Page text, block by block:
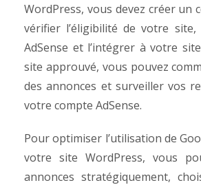
WordPress, vous devez créer un
vérifier l’éligibilité de votre
AdSense et l’intégrer à votre
site approuvé, vous pouvez
des annonces et surveiller vos
votre compte AdSense.
Pour optimiser l’utilisation de
votre site WordPress, vous
annonces stratégiquement,